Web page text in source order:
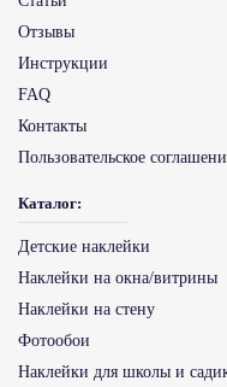
Отзывы
Инструкции
FAQ
Контакты
Пользовательское
Каталог:
Детские наклейки
Наклейки на окна/витрины
Наклейки на стену
Фотообои
Наклейки для школы и